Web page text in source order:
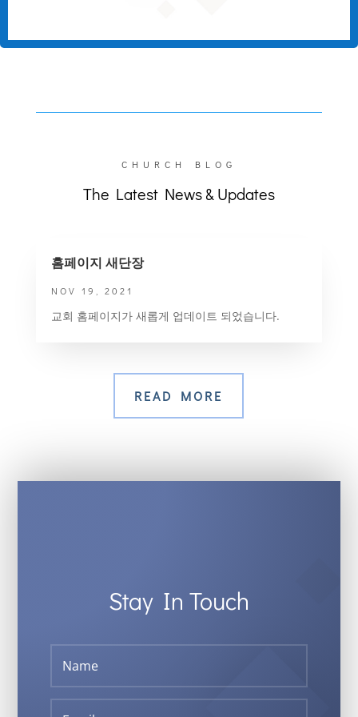
CHURCH BLOG
The Latest News & Updates
홈페이지 새단장
NOV 19, 2021
교회 홈페이지가 새롭게 업데이트 되었습니다.
READ MORE
Stay In Touch